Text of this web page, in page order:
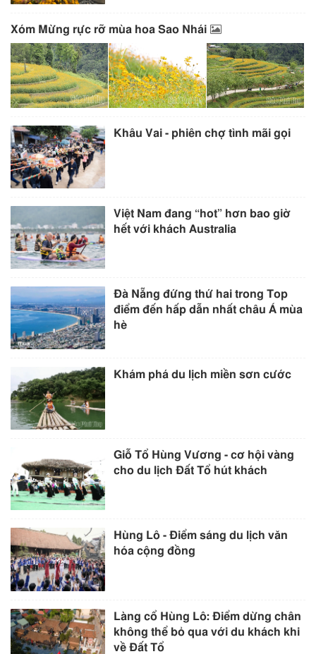
Xóm Mừng rực rỡ mùa hoa Sao Nhái
Khâu Vai - phiên chợ tình mãi gọi
Việt Nam đang “hot” hơn bao giờ
hết với khách Australia
Đà Nẵng đứng thứ hai trong Top
điểm đến hấp dẫn nhất châu Á mùa
hè
Khám phá du lịch miền sơn cước
Giỗ Tổ Hùng Vương - cơ hội vàng
cho du lịch Đất Tổ hút khách
Hùng Lô - Điểm sáng du lịch văn
hóa cộng đồng
Làng cổ Hùng Lô: Điểm dừng chân
không thể bỏ qua với du khách khi
về Đất Tổ